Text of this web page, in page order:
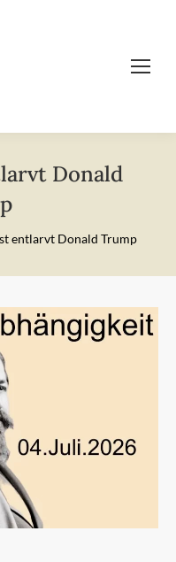
Donald
entlarvt Donald Trump